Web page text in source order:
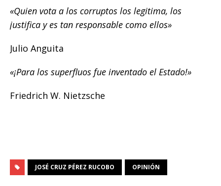
«Quien vota a los corruptos los legitima, los
justifica y es tan responsable como ellos»
Julio Anguita
«¡Para los superfluos fue inventado el Estado!»
Friedrich W. Nietzsche
JOSÉ CRUZ PÉREZ RUCOBO OPINIÓN